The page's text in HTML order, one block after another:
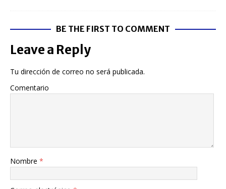
BE THE FIRST TO COMMENT
Leave a Reply
Tu dirección de correo no será publicada.
Comentario
Nombre *